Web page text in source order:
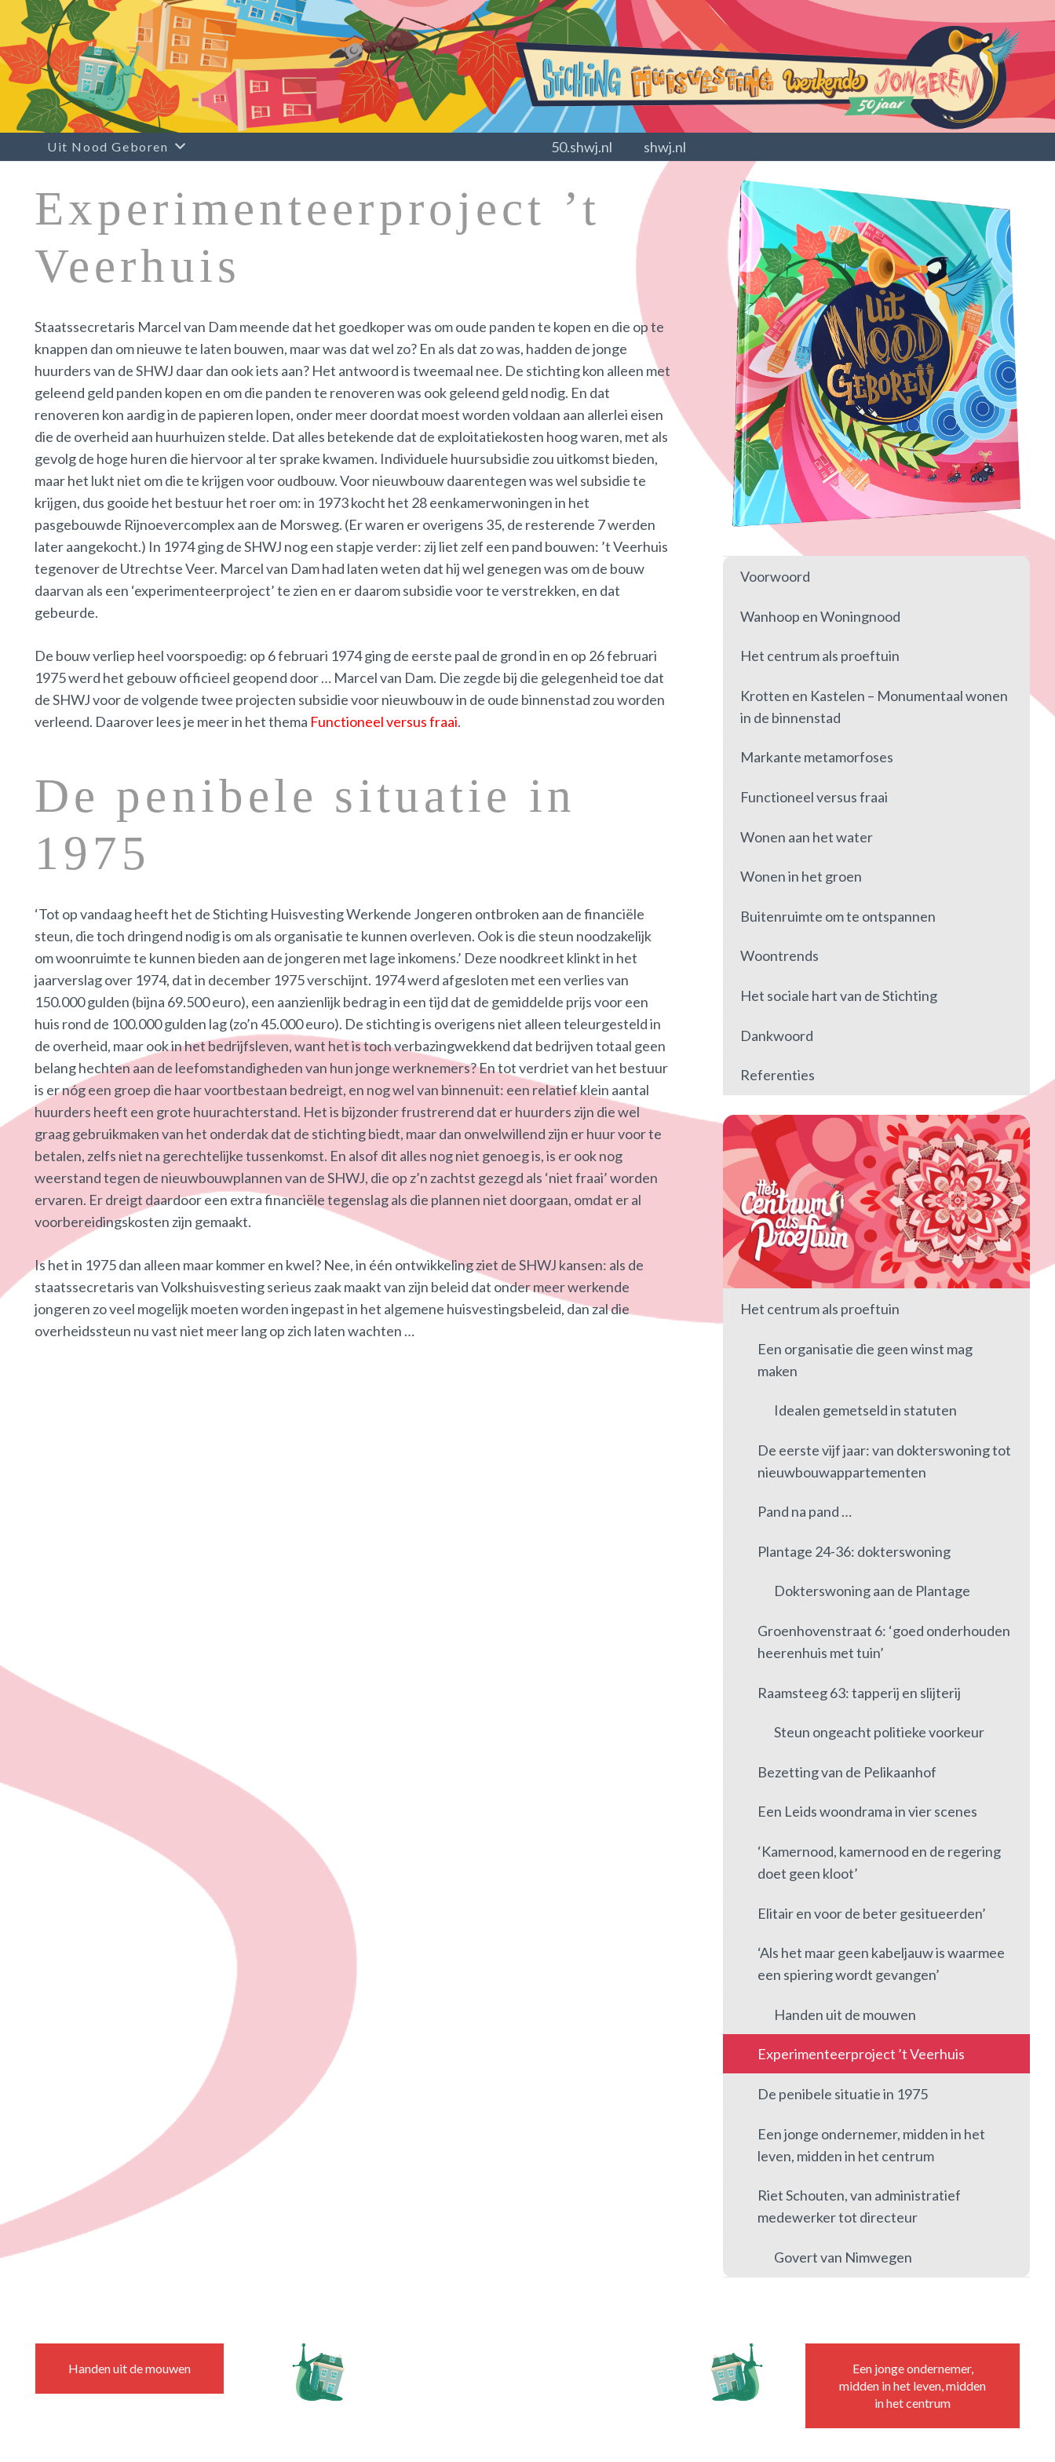
Uit Nood Geboren 50.shwj.nl shwj.nl
Experimenteerproject ’t
Veerhuis
Staatssecretaris Marcel van Dam meende dat het goedkoper was om oude panden te kopen en die op te
knappen dan om nieuwe te laten bouwen, maar was dat wel zo? En als dat zo was, hadden de jonge
huurders van de SHWJ daar dan ook iets aan? Het antwoord is tweemaal nee. De stichting kon alleen met
geleend geld panden kopen en om die panden te renoveren was ook geleend geld nodig. En dat
renoveren kon aardig in de papieren lopen, onder meer doordat moest worden voldaan aan allerlei eisen
die de overheid aan huurhuizen stelde. Dat alles betekende dat de exploitatiekosten hoog waren, met als
gevolg de hoge huren die hiervoor al ter sprake kwamen. Individuele huursubsidie zou uitkomst bieden,
maar het lukt niet om die te krijgen voor oudbouw. Voor nieuwbouw daarentegen was wel subsidie te
krijgen, dus gooide het bestuur het roer om: in 1973 kocht het 28 eenkamerwoningen in het
pasgebouwde Rijnoevercomplex aan de Morsweg. (Er waren er overigens 35, de resterende 7 werden
later aangekocht.) In 1974 ging de SHWJ nog een stapje verder: zij liet zelf een pand bouwen: ’t Veerhuis
tegenover de Utrechtse Veer. Marcel van Dam had laten weten dat hij wel genegen was om de bouw
daarvan als een ‘experimenteerproject’ te zien en er daarom subsidie voor te verstrekken, en dat
gebeurde.
De bouw verliep heel voorspoedig: op 6 februari 1974 ging de eerste paal de grond in en op 26 februari
1975 werd het gebouw officieel geopend door … Marcel van Dam. Die zegde bij die gelegenheid toe dat
de SHWJ voor de volgende twee projecten subsidie voor nieuwbouw in de oude binnenstad zou worden
verleend. Daarover lees je meer in het thema Functioneel versus fraai.
De penibele situatie in
1975
‘Tot op vandaag heeft het de Stichting Huisvesting Werkende Jongeren ontbroken aan de financiële
steun, die toch dringend nodig is om als organisatie te kunnen overleven. Ook is die steun noodzakelijk
om woonruimte te kunnen bieden aan de jongeren met lage inkomens.’ Deze noodkreet klinkt in het
jaarverslag over 1974, dat in december 1975 verschijnt. 1974 werd afgesloten met een verlies van
150.000 gulden (bijna 69.500 euro), een aanzienlijk bedrag in een tijd dat de gemiddelde prijs voor een
huis rond de 100.000 gulden lag (zo’n 45.000 euro). De stichting is overigens niet alleen teleurgesteld in
de overheid, maar ook in het bedrijfsleven, want het is toch verbazingwekkend dat bedrijven totaal geen
belang hechten aan de leefomstandigheden van hun jonge werknemers? En tot verdriet van het bestuur
is er nóg een groep die haar voortbestaan bedreigt, en nog wel van binnenuit: een relatief klein aantal
huurders heeft een grote huurachterstand. Het is bijzonder frustrerend dat er huurders zijn die wel
graag gebruikmaken van het onderdak dat de stichting biedt, maar dan onwelwillend zijn er huur voor te
betalen, zelfs niet na gerechtelijke tussenkomst. En alsof dit alles nog niet genoeg is, is er ook nog
weerstand tegen de nieuwbouwplannen van de SHWJ, die op z’n zachtst gezegd als ‘niet fraai’ worden
ervaren. Er dreigt daardoor een extra financiële tegenslag als die plannen niet doorgaan, omdat er al
voorbereidingskosten zijn gemaakt.
Is het in 1975 dan alleen maar kommer en kwel? Nee, in één ontwikkeling ziet de SHWJ kansen: als de
staatssecretaris van Volkshuisvesting serieus zaak maakt van zijn beleid dat onder meer werkende
jongeren zo veel mogelijk moeten worden ingepast in het algemene huisvestingsbeleid, dan zal die
overheidssteun nu vast niet meer lang op zich laten wachten …
Voorwoord
Wanhoop en Woningnood
Het centrum als proeftuin
Krotten en Kastelen – Monumentaal wonen
in de binnenstad
Markante metamorfoses
Functioneel versus fraai
Wonen aan het water
Wonen in het groen
Buitenruimte om te ontspannen
Woontrends
Het sociale hart van de Stichting
Dankwoord
Referenties
Het centrum als proeftuin
Een organisatie die geen winst mag
maken
Idealen gemetseld in statuten
De eerste vijf jaar: van dokterswoning tot
nieuwbouwappartementen
Pand na pand …
Plantage 24-36: dokterswoning
Dokterswoning aan de Plantage
Groenhovenstraat 6: ‘goed onderhouden
heerenhuis met tuin’
Raamsteeg 63: tapperij en slijterij
Steun ongeacht politieke voorkeur
Bezetting van de Pelikaanhof
Een Leids woondrama in vier scenes
‘Kamernood, kamernood en de regering
doet geen kloot’
Elitair en voor de beter gesitueerden’
‘Als het maar geen kabeljauw is waarmee
een spiering wordt gevangen’
Handen uit de mouwen
Experimenteerproject ’t Veerhuis
De penibele situatie in 1975
Een jonge ondernemer, midden in het
leven, midden in het centrum
Riet Schouten, van administratief
medewerker tot directeur
Govert van Nimwegen
Handen uit de mouwen
Een jonge ondernemer,
midden in het leven, midden
in het centrum